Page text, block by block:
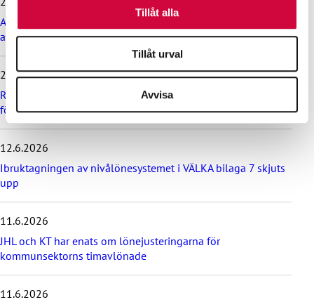
Tillåt alla
Tillåt urval
Avvisa
a
ö
r
d
e
n
a
s
n
y
h
e
t
e
Arbetsdomstolen dömde Helsingfors stad till böter på grund
av brott mot kollektivavtal
24.6.2026
Rekommendation till kommuner, välfärdsområden och KT:s
företag om lönebetalning och beredskap under drönarhot
12.6.2026
Ibruktagningen av nivålönesystemet i VÄLKA bilaga 7 skjuts
upp
11.6.2026
JHL och KT har enats om lönejusteringarna för
kommunsektorns timavlönade
11.6.2026